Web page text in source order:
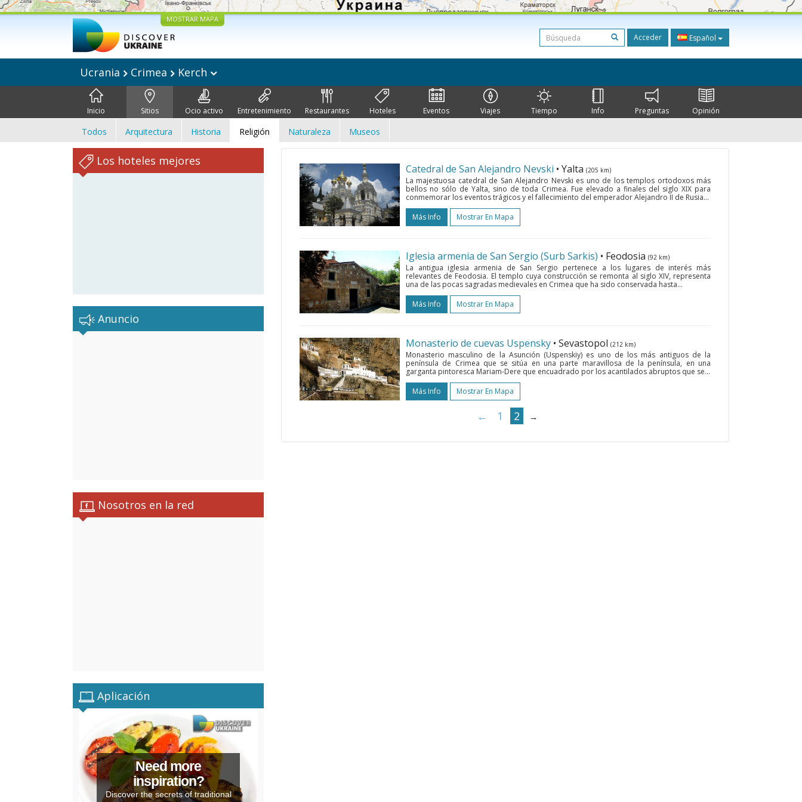
MOSTRAR MAPA
Acceder Español
Ucrania Crimea Kerch
Inicio Sitios Ocio activo Entretenimiento Restaurantes Hoteles Eventos Viajes Tiempo Info Preguntas Opinión
Todos Arquitectura Historia Religión Naturaleza Museos
Los hoteles mejores
Anuncio
Nosotros en la red
Aplicación
Need more
inspiration?
Discover the secrets of traditional
Catedral de San Alejandro Nevski • Yalta (205 km)
La majestuosa catedral de San Alejandro Nevski es uno de los templos ortodoxos más
bellos no sólo de Yalta, sino de toda Crimea. Fue elevado a finales del siglo XIX para
conmemorar los eventos trágicos y el fallecimiento del emperador Alejandro II de Rusia...
Más Info
Mostrar En Mapa
Iglesia armenia de San Sergio (Surb Sarkis) • Feodosia (92 km)
La antigua iglesia armenia de San Sergio pertenece a los lugares de interés más
relevantes de Feodosia. El templo cuya construcción se remonta al siglo XIV, representa
una de las pocas sagradas medievales en Crimea que ha sido conservada hasta...
Más Info
Mostrar En Mapa
Monasterio de cuevas Uspensky • Sevastopol (212 km)
Monasterio masculino de la Asunción (Uspenskiy) es uno de los más antiguos de la
península de Crimea que se sitúa en una parte maravillosa de la península, en una
garganta pintoresca Mariam-Dere que encuadrado por los acantilados abruptos que se...
Más Info
Mostrar En Mapa
← 1 2 →